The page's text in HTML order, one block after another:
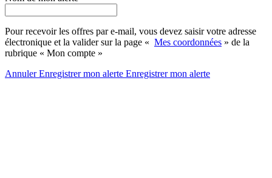
Pour recevoir les offres par e-mail, vous devez saisir votre adresse
électronique et la valider sur la page « Mes coordonnées » de la
rubrique « Mon compte »
AnnulerEnregistrer mon alerte Enregistrermon alerte